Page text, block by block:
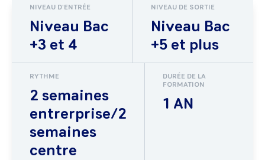
NIVEAU D'ENTRÉE
Niveau Bac
+3 et 4
NIVEAU DE SORTIE
Niveau Bac
+5 et plus
RYTHME
2 semaines
entrerprise/2
semaines
centre
DURÉE DE LA
FORMATION
1 AN